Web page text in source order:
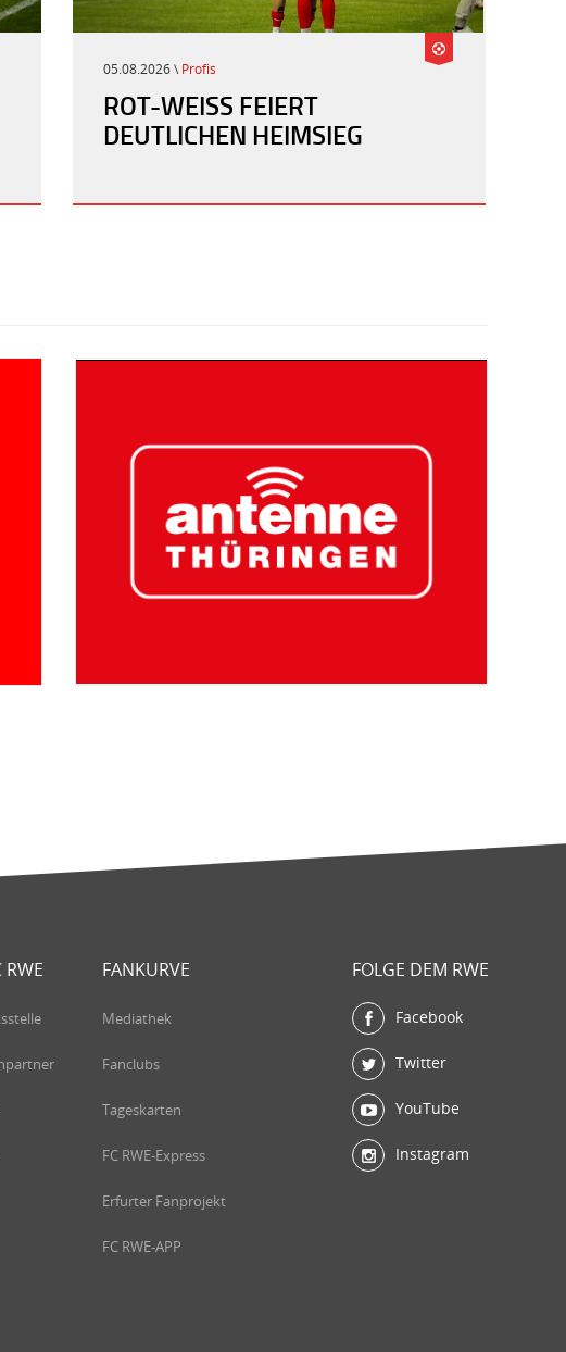
05.08.2026 \ Profis
ROT-WEISS FEIERT D
EUTLICHEN HEIMSIEG
RWE FANKURVE
Mediathek
Fanclubs
Tageskarten
FC RWE-Express
Erfurter Fanprojekt
FC RWE-APP
FOLGE DEM RWE
Facebook
Twitter
YouTube
Instagram